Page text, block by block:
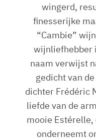
wingerd,
finesserijke
“Cambie”
wijnliefhebber
naam verwijst
gedicht van
dichter Frédéric
liefde van de
mooie Estérelle,
onderneemt